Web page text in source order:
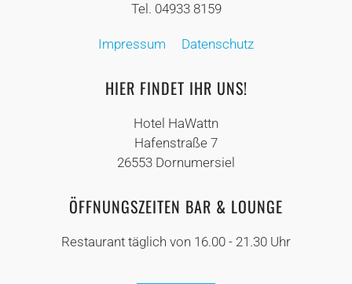
HIER FINDET IHR UNS!
Hotel HaWattn
Hafenstraße 7
26553 Dornumersiel
Tel. 04933 8159
Impressum Datenschutz
ÖFFNUNGSZEITEN BAR & LOUNGE
Restaurant täglich von 16.00 - 21.30 Uhr